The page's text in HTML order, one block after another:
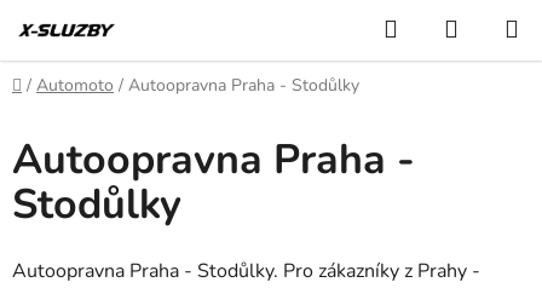
na
obsah
Hledat
KOŠÍK
Domů
/ Automoto / Autoopravna Praha - Stodůlky
Autoopravna Praha -
Stodůlky
Autoopravna Praha - Stodůlky. Pro zákazníky z Prahy -